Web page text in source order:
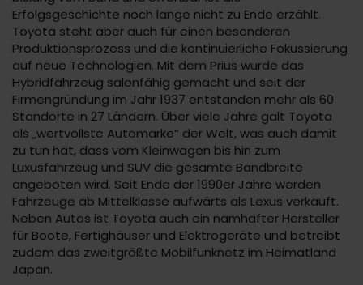
Erfolgsgeschichte noch lange nicht zu Ende erzählt.
Toyota steht aber auch für einen besonderen
Produktionsprozess und die kontinuierliche Fokussierung
auf neue Technologien. Mit dem Prius wurde das
Hybridfahrzeug salonfähig gemacht und seit der
Firmengründung im Jahr 1937 entstanden mehr als 60
Standorte in 27 Ländern. Über viele Jahre galt Toyota
als „wertvollste Automarke“ der Welt, was auch damit
zu tun hat, dass vom Kleinwagen bis hin zum
Luxusfahrzeug und SUV die gesamte Bandbreite
angeboten wird. Seit Ende der 1990er Jahre werden
Fahrzeuge ab Mittelklasse aufwärts als Lexus verkauft.
Neben Autos ist Toyota auch ein namhafter Hersteller
für Boote, Fertighäuser und Elektrogeräte und betreibt
zudem das zweitgrößte Mobilfunknetz im Heimatland
Japan.